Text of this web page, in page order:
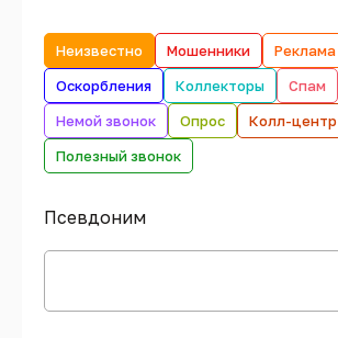
Неизвестно Мошенники
Реклама
Оскорбления
Коллекторы
Спам
Немой звонок
Опрос
Колл-центр
Полезный звонок
Псевдоним